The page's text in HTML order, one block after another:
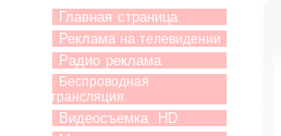
Главная страница
Реклама на телевидении
Радио реклама
Беспроводная
трансляция
Видеосъемка
HD